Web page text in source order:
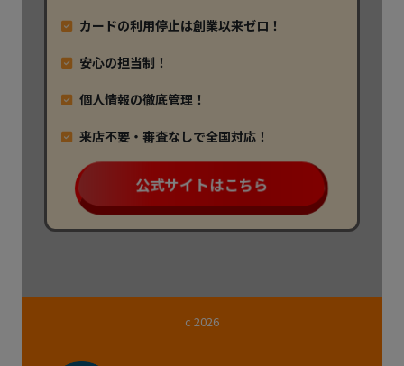
カードの利用停止は創業以来ゼロ！
安心の担当制！
個人情報の徹底管理！
来店不要・審査なしで全国対応！
公式サイトはこちら
c 2026